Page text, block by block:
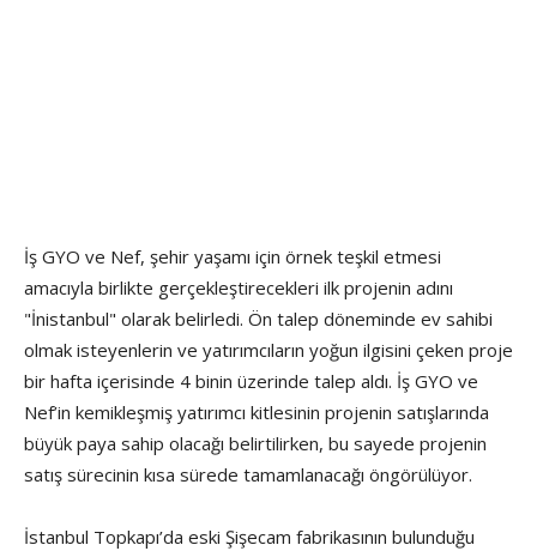
İş GYO ve Nef, şehir yaşamı için örnek teşkil etmesi
amacıyla birlikte gerçekleştirecekleri ilk projenin adını
"İnistanbul" olarak belirledi. Ön talep döneminde ev sahibi
olmak isteyenlerin ve yatırımcıların yoğun ilgisini çeken proje
bir hafta içerisinde 4 binin üzerinde talep aldı. İş GYO ve
Nef’in kemikleşmiş yatırımcı kitlesinin projenin satışlarında
büyük paya sahip olacağı belirtilirken, bu sayede projenin
satış sürecinin kısa sürede tamamlanacağı öngörülüyor.
İstanbul Topkapı’da eski Şişecam fabrikasının bulunduğu